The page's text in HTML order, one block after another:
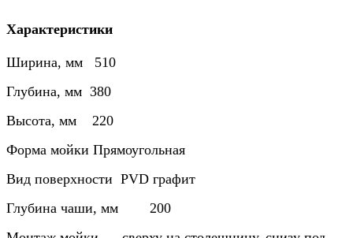
Характеристики
Ширина, мм 510
Глубина, мм 380
Высота, мм 220
Форма мойки Прямоугольная
Вид поверхности PVD графит
Глубина чаши, мм 200